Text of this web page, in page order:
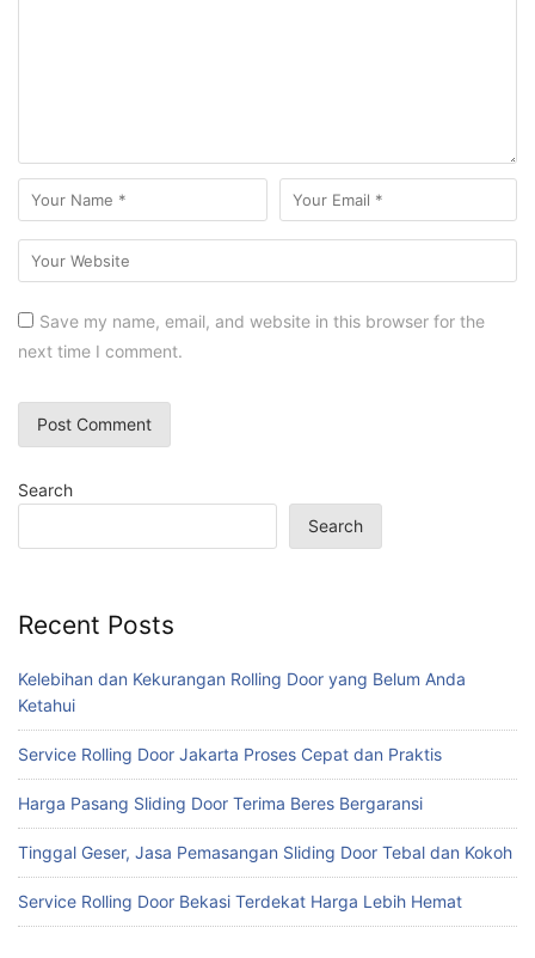
Save my name, email, and website in this browser for the
next time I comment.
Search
Search
Recent Posts
Kelebihan dan Kekurangan Rolling Door yang Belum Anda
Ketahui
Service Rolling Door Jakarta Proses Cepat dan Praktis
Harga Pasang Sliding Door Terima Beres Bergaransi
Tinggal Geser, Jasa Pemasangan Sliding Door Tebal dan Kokoh
Service Rolling Door Bekasi Terdekat Harga Lebih Hemat